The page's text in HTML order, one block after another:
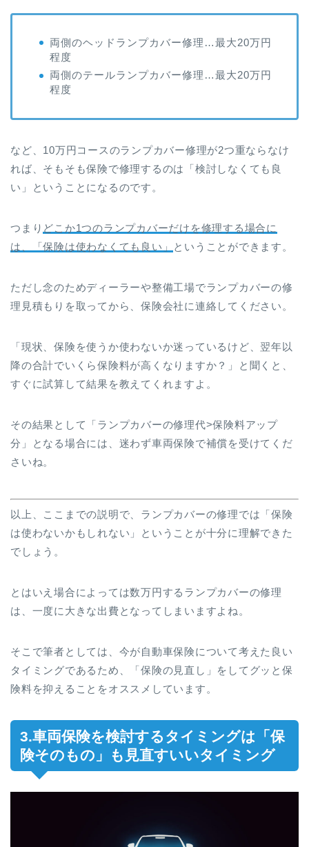
両側のヘッドランプカバー修理…最大20万円
程度
両側のテールランプカバー修理…最大20万円
程度
など、10万円コースのランプカバー修理が2つ重ならなけ
れば、そもそも保険で修理するのは「検討しなくても良
い」ということになるのです。
つまり どこか1つのランプカバーだけを修理する場合に
は、「保険は使わなくても良い」 ということができます。
ただし念のためディーラーや整備工場でランプカバーの修
理見積もりを取ってから、保険会社に連絡してください。
「現状、保険を使うか使わないか迷っているけど、翌年以
降の合計でいくら保険料が高くなりますか？」と聞くと、
すぐに試算して結果を教えてくれますよ。
その結果として「ランプカバーの修理代>保険料アップ
分」となる場合には、迷わず車両保険で補償を受けてくだ
さいね。
以上、ここまでの説明で、ランプカバーの修理では「保険
は使わないかもしれない」ということが十分に理解できた
でしょう。
とはいえ場合によっては数万円するランプカバーの修理
は、一度に大きな出費となってしまいますよね。
そこで筆者としては、今が自動車保険について考えた良い
タイミングであるため、「保険の見直し」をしてグッと保
険料を抑えることをオススメしています。
3.車両保険を検討するタイミングは「保
険そのもの」も見直すいいタイミング